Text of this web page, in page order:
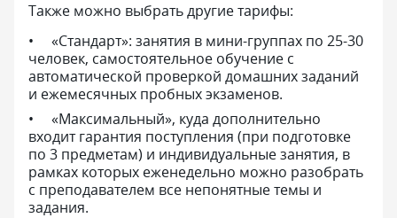
Также можно выбрать другие тарифы:
«Стандарт»: занятия в мини-группах по 25-30
человек, самостоятельное обучение с
автоматической проверкой домашних заданий
и ежемесячных пробных экзаменов.
«Максимальный», куда дополнительно
входит гарантия поступления (при подготовке
по 3 предметам) и индивидуальные занятия, в
рамках которых еженедельно можно разобрать
с преподавателем все непонятные темы и
задания.